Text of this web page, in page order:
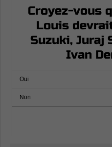
Croyez-vous
Louis
Suzuki, Juraj
Ivan
Oui
Non